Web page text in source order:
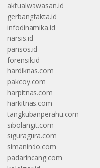
aktualwawasan.id
gerbangfakta.id
infodinamika.id
narsis.id
pansos.id
forensik.id
hardiknas.com
pakcoy.com
harpitnas.com
harkitnas.com
tangkubanperahu.com
sibolangit.com
siguragura.com
simanindo.com
padarincang.com